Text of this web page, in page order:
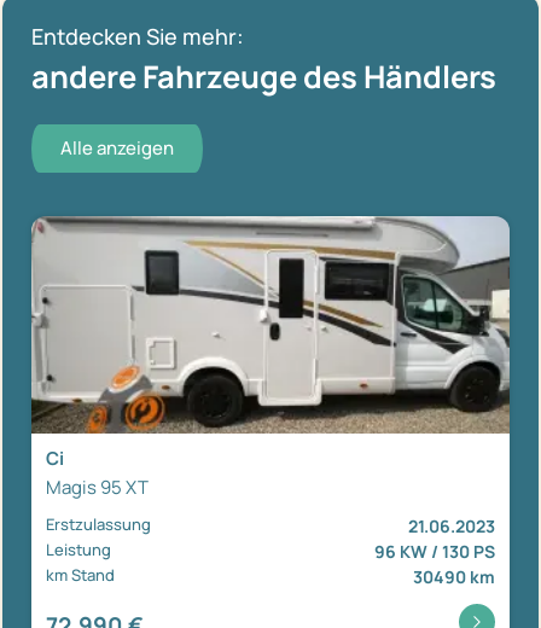
Entdecken Sie mehr:
andere Fahrzeuge des Händlers
Alle anzeigen
Ci
Magis 95 XT
Erstzulassung 21.06.2023
Leistung 96 KW / 130 PS
km Stand 30490 km